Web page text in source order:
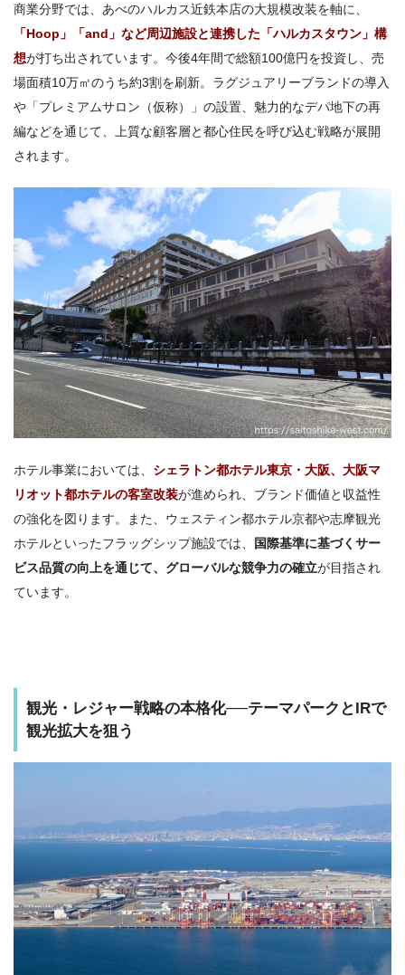
商業分野では、あべのハルカス近鉄本店の大規模改装を軸に、
「Hoop」「and」など周辺施設と連携した「ハルカスタウン」構
想が打ち出されています。今後4年間で総額100億円を投資し、売
場面積10万㎡のうち約3割を刷新。ラグジュアリーブランドの導入
や「プレミアムサロン（仮称）」の設置、魅力的なデパ地下の再
編などを通じて、上質な顧客層と都心住民を呼び込む戦略が展開
されます。
ホテル事業においては、 シェラトン都ホテル東京・大阪、大阪マ
リオット都ホテルの客室改装が進められ、ブランド価値と収益性
の強化を図ります。また、ウェスティン都ホテル京都や志摩観光
ホテルといったフラッグシップ施設では、 国際基準に基づくサー
ビス品質の向上を通じて、グローバルな競争力の確立が目指され
ています。
観光・レジャー戦略の本格化──テーマパークとIRで
観光拡大を狙う